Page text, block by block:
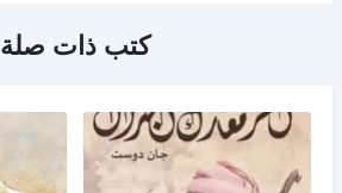
كتب ذات صلة